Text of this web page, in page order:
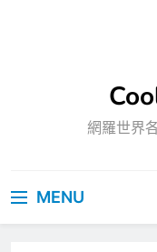
網羅世界
MENU